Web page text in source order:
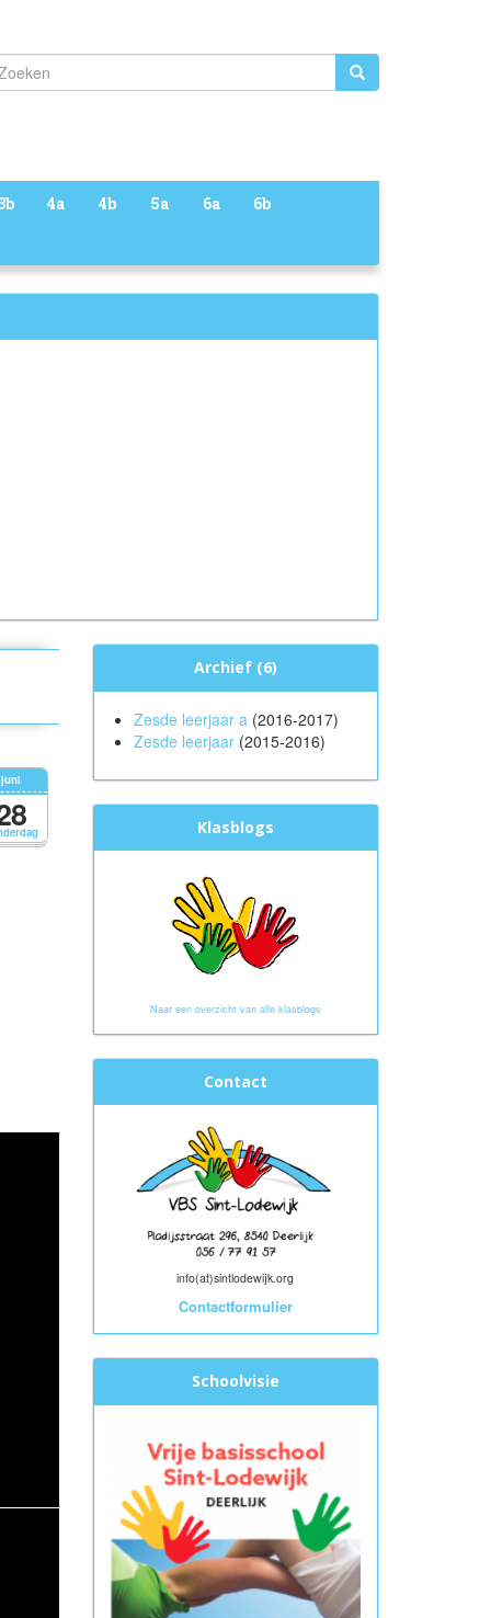
Zoeken
4a 4b 5a 6a
6b
juni
Archief (6)
Zesde leerjaar a (2016-2017)
Zesde leerjaar(2015-2016)
Klasblogs
Naar een overzicht van alle klasblogs
Contact
info(at)sintlodewijk.org
Contactformulier
Schoolvisie